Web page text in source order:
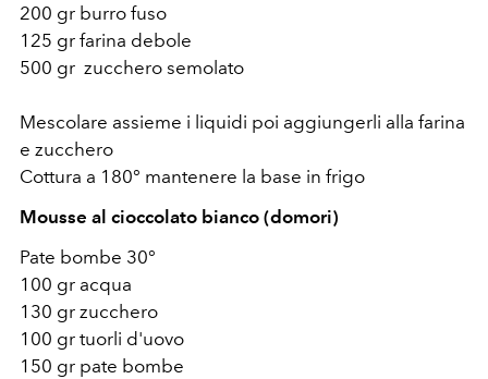
200 gr burro fuso
125 gr farina debole
500 gr zucchero semolato
Mescolare assieme i liquidi poi aggiungerli alla farina
e zucchero
Cottura a 180° mantenere la base in frigo
Mousse al cioccolato bianco (domori)
Pate bombe 30°
100 gr acqua
130 gr zucchero
100 gr tuorli d'uovo
150 gr pate bombe